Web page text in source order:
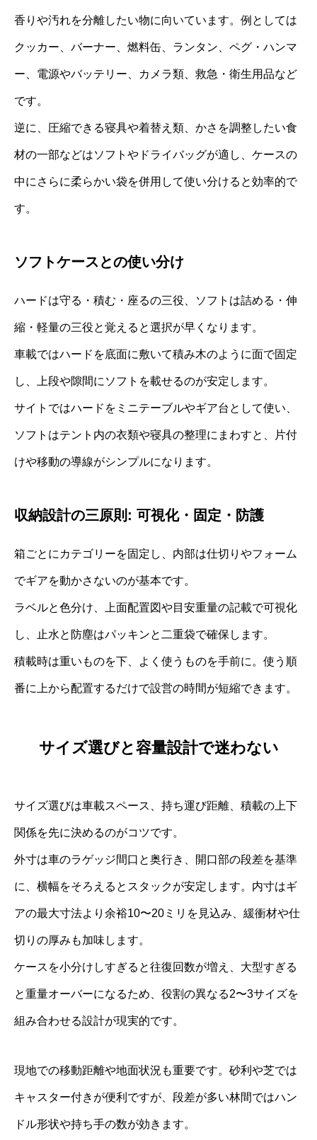
香りや汚れを分離したい物に向いています。例としては
クッカー、バーナー、燃料缶、ランタン、ペグ・ハンマ
ー、電源やバッテリー、カメラ類、救急・衛生用品など
です。
逆に、圧縮できる寝具や着替え類、かさを調整したい食
材の一部などはソフトやドライバッグが適し、ケースの
中にさらに柔らかい袋を併用して使い分けると効率的で
す。
ソフトケースとの使い分け
ハードは守る・積む・座るの三役、ソフトは詰める・伸
縮・軽量の三役と覚えると選択が早くなります。
車載ではハードを底面に敷いて積み木のように面で固定
し、上段や隙間にソフトを載せるのが安定します。
サイトではハードをミニテーブルやギア台として使い、
ソフトはテント内の衣類や寝具の整理にまわすと、片付
けや移動の導線がシンプルになります。
収納設計の三原則: 可視化・固定・防護
箱ごとにカテゴリーを固定し、内部は仕切りやフォーム
でギアを動かさないのが基本です。
ラベルと色分け、上面配置図や目安重量の記載で可視化
し、止水と防塵はパッキンと二重袋で確保します。
積載時は重いものを下、よく使うものを手前に。使う順
番に上から配置するだけで設営の時間が短縮できます。
サイズ選びと容量設計で迷わない
サイズ選びは車載スペース、持ち運び距離、積載の上下
関係を先に決めるのがコツです。
外寸は車のラゲッジ間口と奥行き、開口部の段差を基準
に、横幅をそろえるとスタックが安定します。内寸はギ
アの最大寸法より余裕10〜20ミリを見込み、緩衝材や仕
切りの厚みも加味します。
ケースを小分けしすぎると往復回数が増え、大型すぎる
と重量オーバーになるため、役割の異なる2〜3サイズを
組み合わせる設計が現実的です。
現地での移動距離や地面状況も重要です。砂利や芝では
キャスター付きが便利ですが、段差が多い林間ではハン
ドル形状や持ち手の数が効きます。